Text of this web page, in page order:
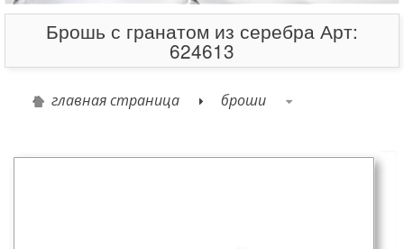
Брошь с гранатом из серебра Арт:
624613
главная страница броши